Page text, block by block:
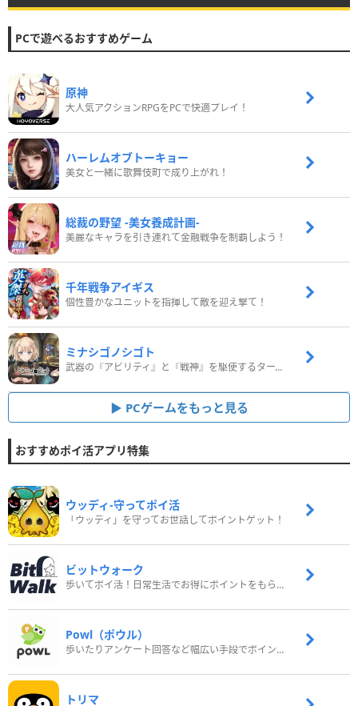
PCで遊べるおすすめゲーム
原神
大人気アクションRPGをPCで快適プレイ！
ハーレムオブトーキョー
美女と一緒に歌舞伎町で成り上がれ！
総裁の野望 -美女養成計画-
美麗なキャラを引き連れて金融戦争を制覇しよう！
千年戦争アイギス
個性豊かなユニットを指揮して敵を迎え撃て！
ミナシゴノシゴト
武器の『アビリティ』と『戦神』を駆使するターン制コマンドバトルRPG！
PCゲームをもっと見る
おすすめポイ活アプリ特集
ウッディ‐守ってポイ活
「ウッディ」を守ってお世話してポイントゲット！
ビットウォーク
歩いてポイ活！日常生活でお得にポイントをもらおう
Powl（ポウル）
歩いたりアンケート回答など幅広い手段でポイントをゲット
トリマ